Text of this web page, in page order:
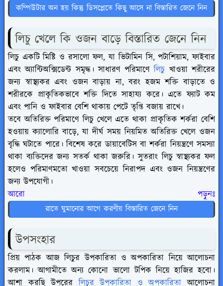
কম্পিউটার অন হয় কিন্তু ডিসপ্লেতে কিছু আসে না বিস্তারিত জেনে নিন
লিচু খেলে কি ওজন বাড়ে বিস্তারিত জেনে নিন
লিচু একটি মিষ্টি ও রসালো ফল, যা ভিটামিন সি, পটাশিয়াম, ফাইবার
এবং অ্যান্টিঅক্সিডেন্ট সমৃদ্ধ। সাধারণ পরিমাণেলিচু খাওয়া শরীরের
জন্য স্বাস্থ্যকর এবং ওজন বাড়ায় না, বরং হজম শক্তি বাড়াতে ও
শরীরকে প্রাকৃতিকভাবে শক্তি দিতে সাহায্য করে। এতে ফ্যাট কম
এবং পানি ও ফাইবার বেশি থাকায় পেটে তৃপ্তি বজায় রাখে।
তবে অতিরিক্ত পরিমাণে লিচু খেলে এতে থাকা প্রাকৃতিক শর্করা বেশি
হওয়ায় ক্যালোরি বাড়ে, যা দীর্ঘ সময় নিয়মিত অতিরিক্ত খেলে ওজন
বৃদ্ধি ঘটাতে পারে। বিশেষ করে ডায়াবেটিস বা শর্করা নিয়ন্ত্রণে সমস্যা
থাকা ব্যক্তিদের জন্য সতর্ক থাকা জরুরি। সুতরাং লিচু স্বাস্থ্যকর ফল
হলেও পরিমাণমতো খাওয়া সবচেয়ে নিরাপদ এবং ওজন নিয়ন্ত্রণের
জন্য উপযোগী।
আরো পড়ুনঃ
রাতে ঘুমানোর আগে করণীয় বিস্তারিত জেনে নিন
উপসংহার
প্রিয় পাঠক আজ লিচুর উপকারিতা ও অপকারিতা নিয়ে আলোচনা
করলাম। আগামীতে অন্য কোনো ভালো টপিক নিয়ে হাজির হবো।
আশা করছি উপরেরলিচুর উপকারিতা ও অপকারিতা আলোচনা